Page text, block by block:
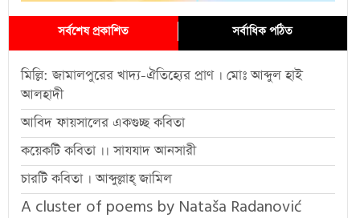
সর্বশেষ প্রকাশিত সর্বাধিক পঠিত
মিল্লি: জামালপুরের খাদ্য-ঐতিহ্যের প্রাণ । মোঃ আব্দুল হাই
আলহাদী
আবিদ ফায়সালের একগুচ্ছ কবিতা
কয়েকটি কবিতা ।। সাযযাদ আনসারী
চারটি কবিতা । আব্দুল্লাহ্ জামিল
A cluster of poems by Nataša Radanović